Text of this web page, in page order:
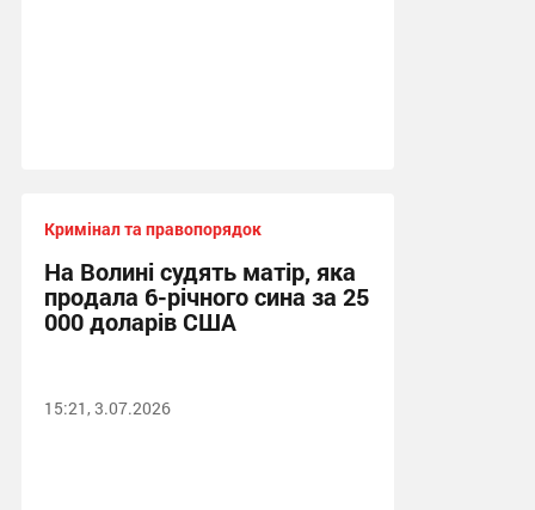
Кримінал та правопорядок
На Волині судять матір, яка
продала 6-річного сина за 25
000 доларів США
15:21, 3.07.2026